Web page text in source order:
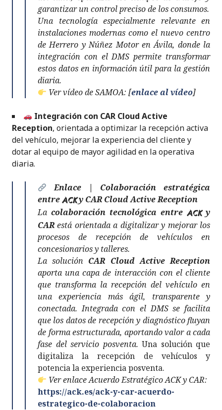
garantizar un control preciso de los consumos.
Una tecnología especialmente relevante en
instalaciones modernas como el nuevo centro
de Herrero y Núñez Motor en Ávila, donde la
integración con el DMS permite transformar
estos datos en información útil para la gestión
diaria.
Ver vídeo de SAMOA: [enlace al vídeo]
Integración con CAR Cloud Active
Reception, orientada a optimizar la recepción activa
del vehículo, mejorar la experiencia del cliente y
dotar al equipo de mayor agilidad en la operativa
diaria.
Enlace | Colaboración estratégica
entre ACKy CAR Cloud Active Reception
La colaboración tecnológica entre ACKy
CAR está orientada a digitalizar y mejorar los
procesos de recepción de vehículos en
concesionarios y talleres.
La solución CAR Cloud Active Reception
aporta una capa de interacción con el cliente
que transforma la recepción del vehículo en
una experiencia más ágil, transparente y
conectada. Integrada con el DMS se facilita
que los datos de recepción y diagnóstico fluyan
de forma estructurada, aportando valor a cada
fase del servicio posventa. Una solución que
digitaliza la recepción de vehículos y
potencia la experiencia posventa.
Ver enlace Acuerdo Estratégico ACK y CAR:
https://ack.es/ack-y-car-acuerdo-
estrategico-de-colaboracion